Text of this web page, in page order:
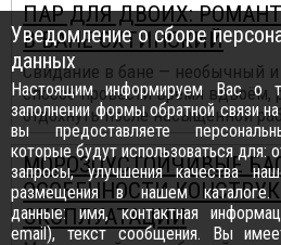
ПАР ДЛЯ ДВОИХ:
В БАНЕ ОХТИНСКИЙ
Свидание в бане — необычный
способ провести время вдвоём,
отдохнуть после насыщенной
МОРОЗОУСТОЙЧИВЫЕ
ОСОБЕННОСТИ
ЭКСПЛУАТАЦИИ
Уведомление о сборе
данных
Настоящим информируем Вас о
заполнении формы обратной связи
вы предоставляете
которые будут использоваться для:
запросы, улучшения качества
размещения в нашем каталоге.
данные: имя, контактная
email), текст сообщения. Вы